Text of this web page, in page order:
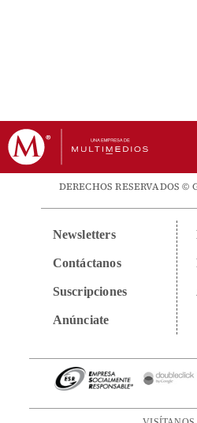
DERECHOS RESERVADOS ©
Newsletters
Contáctanos
Suscripciones
Anúnciate